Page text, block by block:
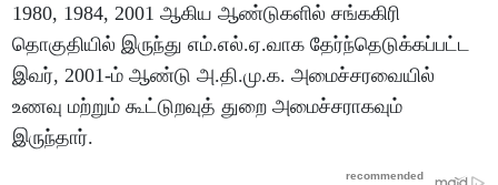
1980, 1984, 2001 ஆகிய ஆண்டுகளில் சங்ககிரி
தொகுதியில் இருந்து எம்.எல்.ஏ.வாக தேர்ந்தெடுக்கப்பட்ட
இவர், 2001-ம் ஆண்டு அ.தி.மு.க. அமைச்சரவையில்
உணவு மற்றும் கூட்டுறவுத் துறை அமைச்சராகவும்
இருந்தார்.